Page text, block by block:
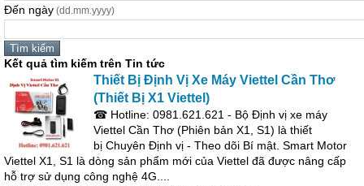
Đến ngày (dd.mm.yyyy)
Kết quả tìm kiếm trên Tin tức
Thiết Bị Định Vị Xe Máy Viettel Cần Thơ
(Thiết Bị X1 Viettel )
☎ Hotline: 0981.621.621 - Bộ Định vị xe máy
Viettel Cần Thơ (Phiên bản X1, S1) là thiết
bị Chuyên Định vị - Theo dõi Bí mật. Smart Motor
Viettel X1, S1 là dòng sản phẩm mới của Viettel đã được nâng cấp
hỗ trợ sử dụng công nghệ 4G....